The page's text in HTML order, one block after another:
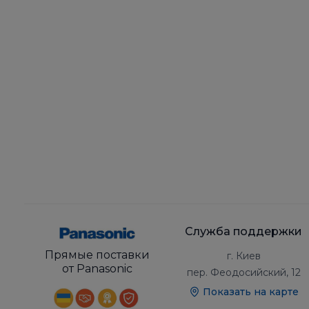
Прямые поставки
от Panasonic
Служба поддержки
г. Киев
пер. Феодосийский, 12
Показать на карте